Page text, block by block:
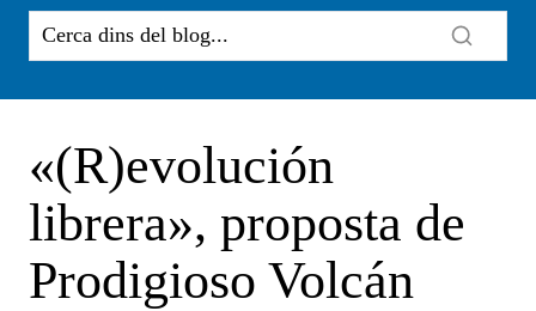
«(R)evolución
librera», proposta de
Prodigioso Volcán